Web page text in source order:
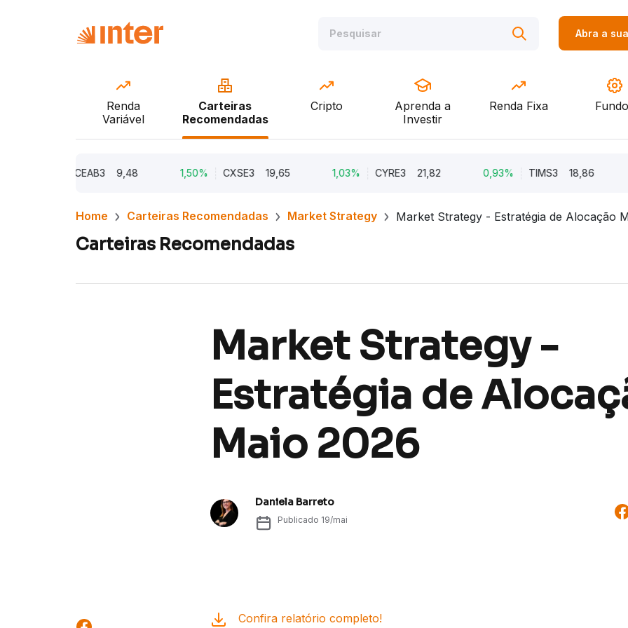
Abra a
Renda
Variável
Carteiras
Recomendadas
Cripto
Aprenda a
Investir
Renda Fixa
9,48 CXSE3 19,65 CYRE3 21,82 TIMS3 18,86
Home Carteiras Recomendadas Market Strategy Market Strategy - Estratégia de Alocação
Carteiras Recomendadas
Market Strategy -
Estratégia de
Maio 2026
Daniela Barreto
Publicado 19/mai
Confira relatório completo!